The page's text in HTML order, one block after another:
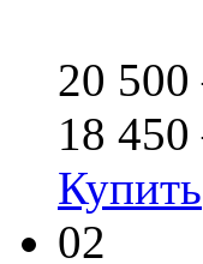
20 500
18 450
Купить
02